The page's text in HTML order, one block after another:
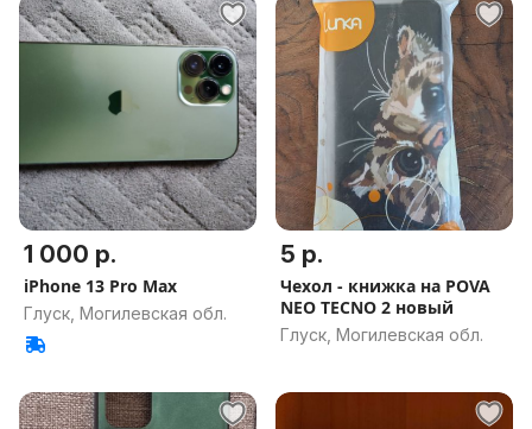
1 000 р.
iPhone 13 Pro Max
Глуск, Могилевская обл.
5 р.
Чехол - книжка на POVA
NEO TECNO 2 новый
Глуск, Могилевская обл.